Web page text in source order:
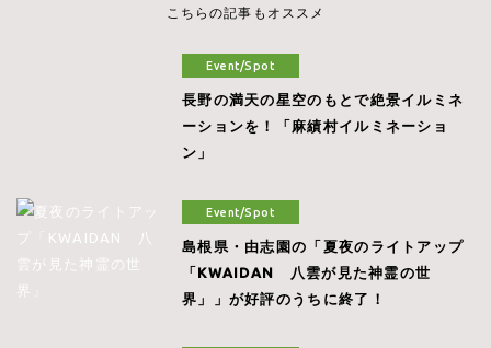
こちらの記事もオススメ
Event/Spot
長野の満天の星空のもとで絶景イルミネ
ーションを！「麻績村イルミネーショ
ン」
Event/Spot
島根県・由志園の「夏夜のライトアップ
「KWAIDAN 八雲が見た神霊の世
界」」が好評のうちに終了！